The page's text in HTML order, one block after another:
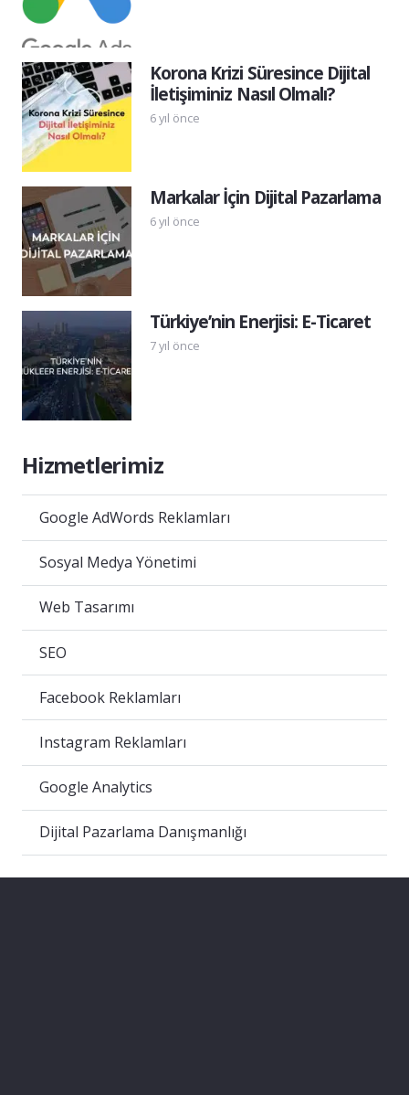
Korona Krizi Süresince Dijital
İletişiminiz Nasıl Olmalı?
6 yıl önce
Markalar İçin Dijital Pazarlama
6 yıl önce
Türkiye’nin Enerjisi: E-Ticaret
7 yıl önce
Hizmetlerimiz
Google AdWords Reklamları
Sosyal Medya Yönetimi
Web Tasarımı
SEO
Facebook Reklamları
Instagram Reklamları
Google Analytics
Dijital Pazarlama Danışmanlığı